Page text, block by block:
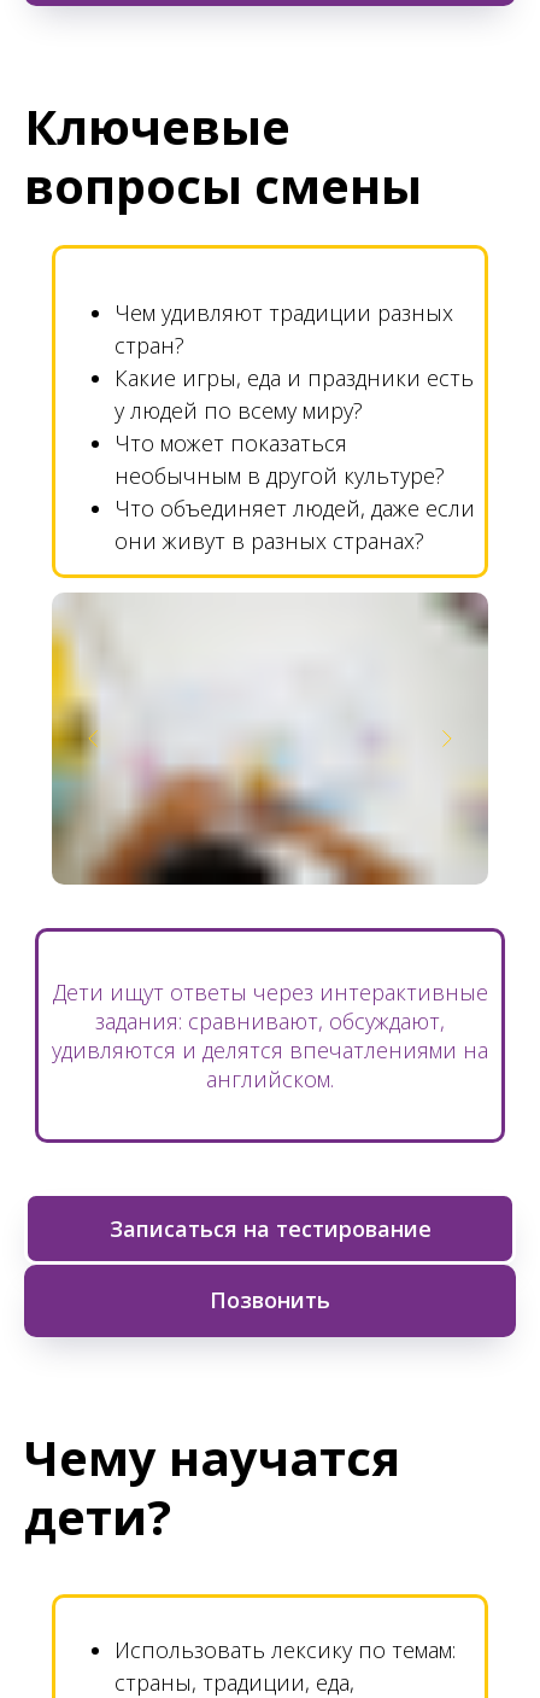
Ключевые
вопросы смены
Чем удивляют традиции разных
стран?
Какие игры, еда и праздники есть
у людей по всему миру?
Что может показаться
необычным в другой культуре?
Что объединяет людей, даже если
они живут в разных странах?
Дети ищут ответы через интерактивные
задания: сравнивают, обсуждают,
удивляются и делятся впечатлениями на
английском.
Записаться на тестирование
Позвонить
Чему научатся
дети?
Использовать лексику по темам:
страны, традиции, еда,